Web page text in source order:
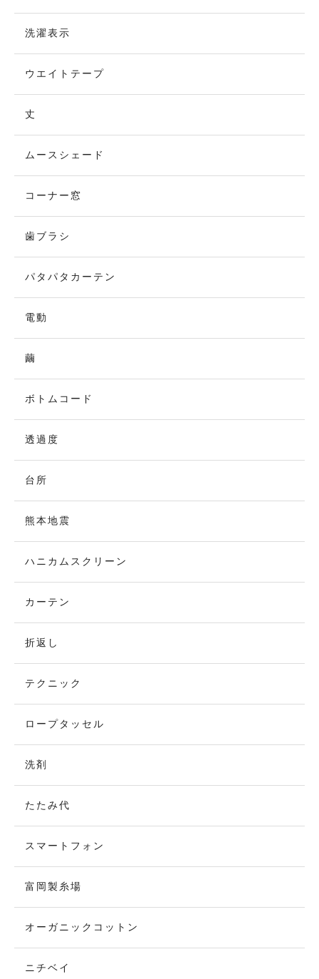
洗濯表示
ウエイトテープ
丈
ムースシェード
コーナー窓
歯ブラシ
パタパタカーテン
電動
繭
ボトムコード
透過度
台所
熊本地震
ハニカムスクリーン
カーテン
折返し
テクニック
ロープタッセル
洗剤
たたみ代
スマートフォン
富岡製糸場
オーガニックコットン
ニチベイ